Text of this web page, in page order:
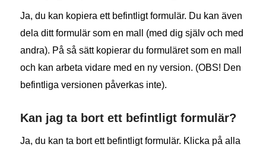
Ja, du kan kopiera ett befintligt formulär. Du kan även
dela ditt formulär som en mall (med dig själv och med
andra). På så sätt kopierar du formuläret som en mall
och kan arbeta vidare med en ny version. (OBS! Den
befintliga versionen påverkas inte).
Kan jag ta bort ett befintligt formulär?
Ja, du kan ta bort ett befintligt formulär. Klicka på alla